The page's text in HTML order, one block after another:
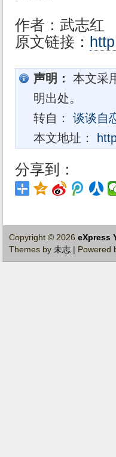
作者：武志红
原文链接：
声明： 本文采
明出处。
转自： 谈谈自
本文地址：
分享到：
Copyright © 2026 eXpress
Themes by 未志 | Powered